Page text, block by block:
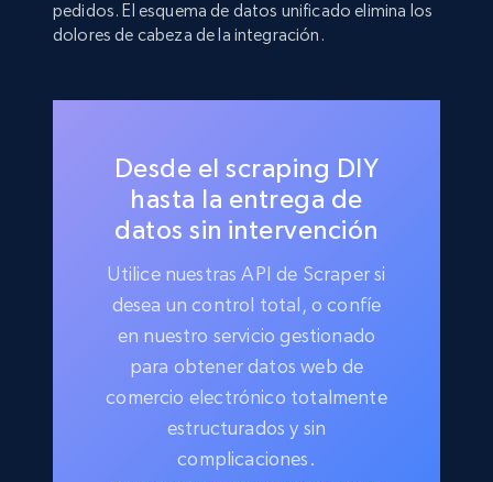
pedidos. El esquema de datos unificado elimina los
dolores de cabeza de la integración.
Desde el scraping DIY
hasta la entrega de
datos sin intervención
Utilice nuestras API de Scraper si
desea un control total, o confíe
en nuestro servicio gestionado
para obtener datos web de
comercio electrónico totalmente
estructurados y sin
complicaciones.